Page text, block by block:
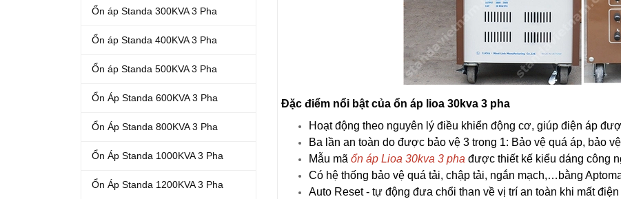
Ổn áp Standa 300KVA 3 Pha
Ổn áp Standa 400KVA 3 Pha
Ổn áp Standa 500KVA 3 Pha
Ổn Áp Standa 600KVA 3 Pha
Ổn Áp Standa 800KVA 3 Pha
Ổn Áp Standa 1000KVA 3 Pha
Ổn Áp Standa 1200KVA 3 Pha
Đặc điểm nổi bật của ổn áp lioa 30kva 3 pha
Hoạt động theo nguyên lý điều khiển động cơ, giúp điện áp
Ba lần an toàn do được bảo vệ 3 trong 1: Bảo vệ quá áp, bảo
Mẫu mã ổn áp Lioa 30kva 3 pha được thiết kế kiểu dáng công
Có hệ thống bảo vệ quá tải, chập tải, ngắn mạch,…bằng
Auto Reset - tự động đưa chổi than về vị trí an toàn khi mất